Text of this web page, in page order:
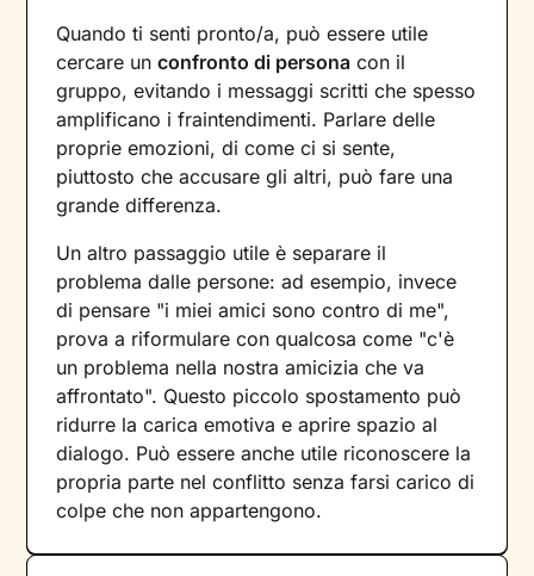
Quando ti senti pronto/a, può essere utile
cercare unconfronto di persona con il
gruppo, evitando i messaggi scritti che spesso
amplificano i fraintendimenti. Parlare delle
proprie emozioni, di come ci si sente,
piuttosto che accusare gli altri, può fare una
grande differenza.
Un altro passaggio utile è separare il
problema dalle persone: ad esempio, invece
di pensare "i miei amici sono contro di me",
prova a riformulare con qualcosa come "c'è
un problema nella nostra amicizia che va
affrontato". Questo piccolo spostamento può
ridurre la carica emotiva e aprire spazio al
dialogo. Può essere anche utile riconoscere la
propria parte nel conflitto senza farsi carico di
colpe che non appartengono.